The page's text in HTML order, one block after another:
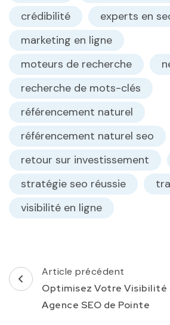
crédibilité
experts en
marketing en ligne
moteurs de recherche
recherche de mots-clés
référencement naturel
référencement naturel seo
retour sur investissement
stratégie seo réussie
visibilité en ligne
Navigation
d'article
Article précédent
Optimisez Votre Visibilité
Agence SEO de Pointe